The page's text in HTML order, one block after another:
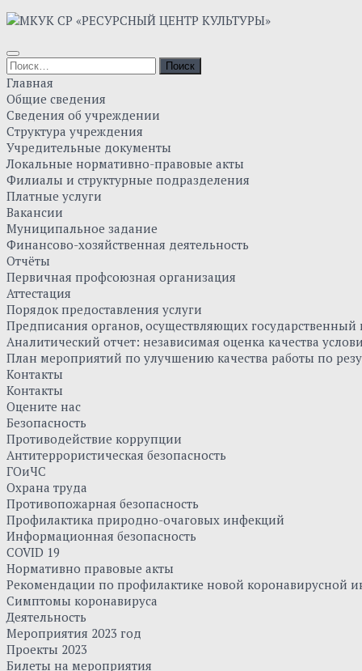
Главная
Общие сведения
Сведения об учреждении
Структура учреждения
Учредительные документы
Локальные нормативно-правовые акты
Филиалы и структурные подразделения
Платные услуги
Вакансии
Муниципальное задание
Финансово-хозяйственная деятельность
Отчёты
Первичная профсоюзная организация
Аттестация
Порядок предоставления услуги
Предписания органов, осуществляющих
Аналитический отчет: независимая оценка качества
План мероприятий по улучшению качества работы по
Контакты
Контакты
Оцените нас
Безопасность
Противодействие коррупции
Антитеррористическая безопасность
ГОиЧС
Охрана труда
Противопожарная безопасность
Профилактика природно-очаговых инфекций
Информационная безопасность
COVID 19
Нормативно правовые акты
Рекомендации по профилактике новой коронавирусной
Симптомы коронавируса
Деятельность
Мероприятия 2023 год
Проекты 2023
Билеты на мероприятия